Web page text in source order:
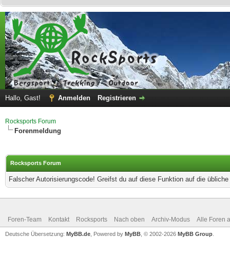
Hallo, Gast! Anmelden Registrieren
Rocksports Forum
Forenmeldung
Rocksports Forum
Falscher Autorisierungscode! Greifst du auf diese Funktion auf die
Foren-Team Kontakt Rocksports Nach oben Archiv-Modus Alle Foren
Deutsche Übersetzung: MyBB.de , Powered by MyBB , © 2002-2026 MyBB Group